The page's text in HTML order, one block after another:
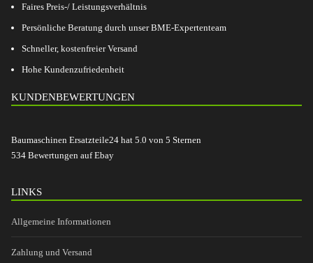
Faires Preis-/ Leistungsverhältnis
Persönliche Beratung durch unser BME-Expertenteam
Schneller, kostenfreier Versand
Hohe Kundenzufriedenheit
KUNDENBEWERTUNGEN
Baumaschinen Ersatzteile24 hat 5.0 von 5 Sternen
534 Bewertungen auf Ebay
LINKS
Allgemeine Informationen
Zahlung und Versand